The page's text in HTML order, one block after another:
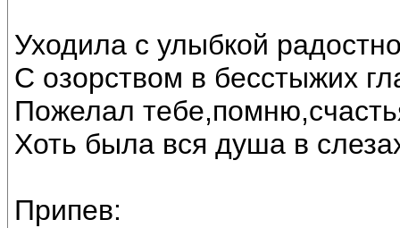
Уходила с улыбкой
С озорством в бесстыжих
Пожелал
Хоть была вся душа в
Припев: